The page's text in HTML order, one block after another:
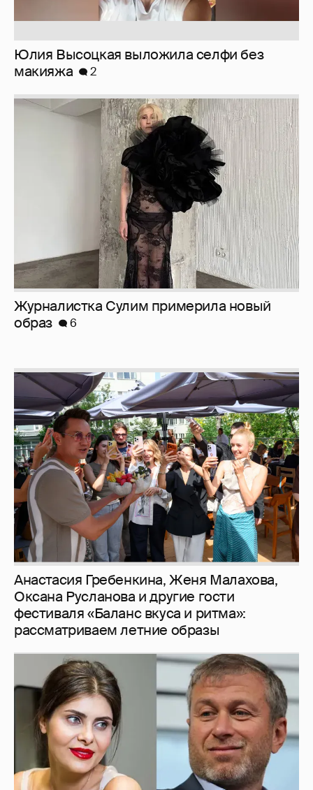
Юлия Высоцкая выложила селфи без
макияжа
2
Журналистка Сулим примерила новый
образ
6
Анастасия Гребенкина, Женя Малахова,
Оксана Русланова и другие гости
фестиваля «Баланс вкуса и ритма»:
рассматриваем летние образы